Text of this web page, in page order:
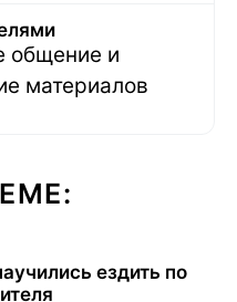
общение и
материалов
ездить по